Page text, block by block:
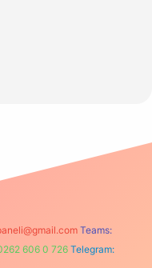
Teams:
606 0 726 Telegram: